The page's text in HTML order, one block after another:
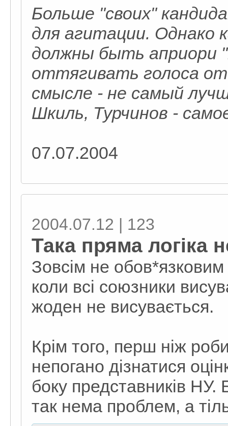
Больше "своих"
для агитации.
должны быть априори
оттягивать голоса
смысле - не самый
Шкиль, Турчинов -
07.07.2004
2004.07.12 | 123
Така пряма логіка
Зовсім не обов*язковим
коли всі союзники
жоден не висувається.
Крім того, перш ніж
непогано дізнатися
боку представників
так нема проблем, а